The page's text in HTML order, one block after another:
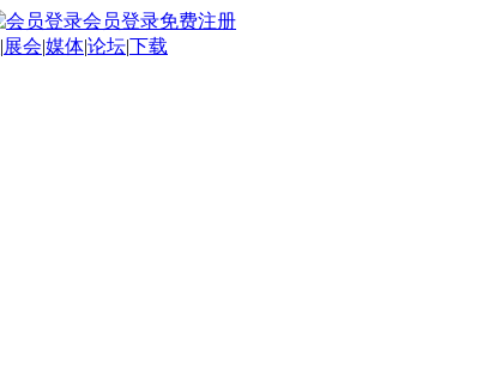
会员登录免费注册
|展会|媒体|论坛|下载